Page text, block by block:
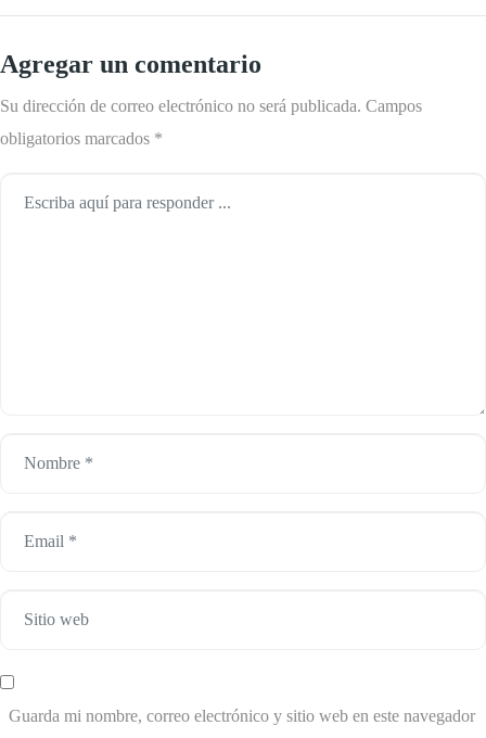
Agregar un comentario
Su dirección de correo electrónico no será publicada. Campos
obligatorios marcados *
Guarda mi nombre, correo electrónico y sitio web en este navegador